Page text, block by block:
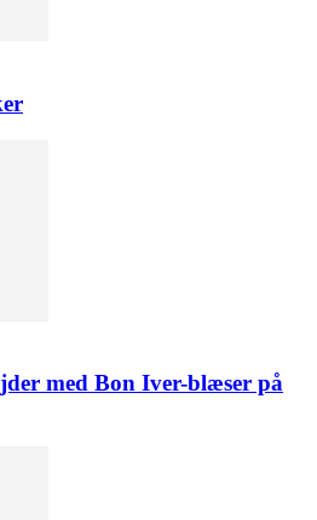
med Bon Iver-blæser på